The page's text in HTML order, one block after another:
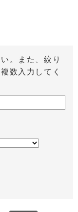
。また、絞り
数入力してく